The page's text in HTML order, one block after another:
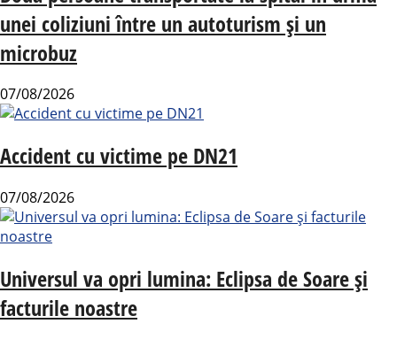
unei coliziuni între un autoturism și un
microbuz
07/08/2026
Accident cu victime pe DN21
07/08/2026
Universul va opri lumina: Eclipsa de Soare și
facturile noastre